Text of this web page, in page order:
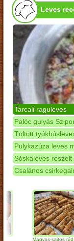
Leves
Tarcali raguleves
Palóc gulyás
Töltött
Pulykazúza leves
Sóskaleves reszelt
Csalános
Magvas-sajtos rúd